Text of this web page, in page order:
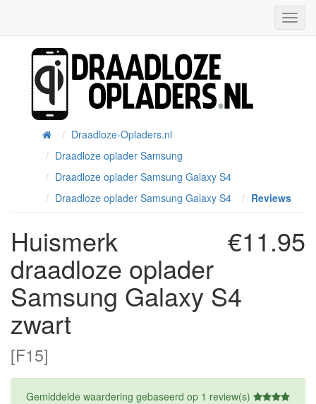
HomeDraadloze-Opladers.nl
Draadloze oplader Samsung
Draadloze oplader Samsung Galaxy S4
Draadloze oplader Samsung Galaxy S4
Reviews
€11.95
Huismerk
draadloze oplader
Samsung Galaxy S4
zwart
[F15]
Gemiddelde waardering gebaseerd op 1 review(s)